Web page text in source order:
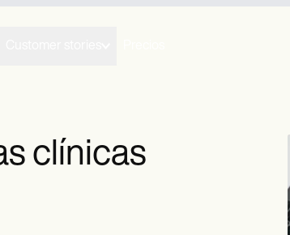
clínicas